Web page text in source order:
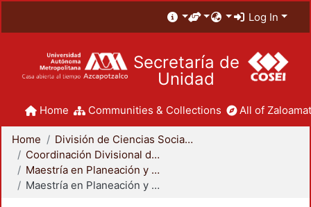
Log In
Secretaría de
Unidad
Home Communities & Collections All of
Home
División de Ciencias Sociales y Humanidades
Coordinación Divisional de Posgrado
Maestría en Planeación y Políticas Metropolitanas
Maestría en Planeación y Políticas Metropolitanas